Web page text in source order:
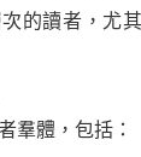
的讀者，尤
羣體，包括：